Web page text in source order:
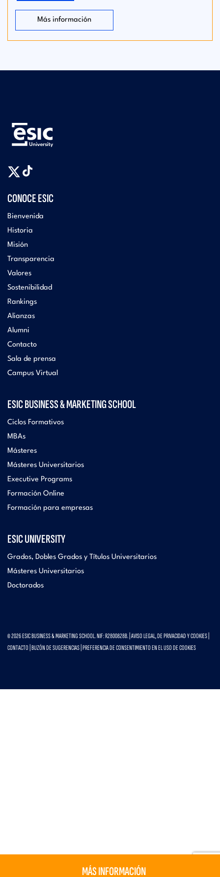
Más información
MÁS INFORMACIÓN
CONOCE ESIC
Bienvenida
Historia
Misión
Transparencia
Valores
Sostenibilidad
Rankings
Alianzas
Alumni
Contacto
Sala de prensa
Campus Virtual
ESIC BUSINESS & MARKETING SCHOOL
Ciclos Formativos
MBAs
Másteres
Másteres Universitarios
Executive Programs
Formación Online
Formación para empresas
ESIC UNIVERSITY
Grados, Dobles Grados y Títulos Universitarios
Másteres Universitarios
Doctorados
© 2026 ESIC BUSINESS & MARKETING SCHOOL. NIF: R2800828B. | AVISO LEGAL, DE PRIVACIDAD Y COOKIES
CONTACTO BUZÓN DE SUGERENCIAS PREFERENCIA DE CONSENTIMIENTO EN EL USO DE COOKIES